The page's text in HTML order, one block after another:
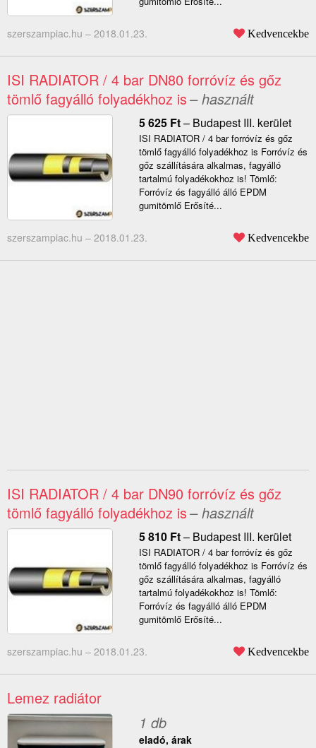
szerszampiac.hu – 2018.01.23. Kedvencekbe
ISI RADIATOR / 4 bar DN80 forróvíz és gőz
tömlő fagyálló folyadékhoz is– használt
5 625 Ft– Budapest III. kerület
ISI RADIATOR / 4 bar forróvíz és gőz
tömlő fagyálló folyadékhoz is Forróvíz és
gőz szállítására alkalmas, fagyálló
tartalmú folyadékokhoz is! Tömlő:
Forróvíz és fagyálló álló EPDM
gumitömlő Erősíté...
szerszampiac.hu – 2018.01.23. Kedvencekbe
ISI RADIATOR / 4 bar DN90 forróvíz és gőz
tömlő fagyálló folyadékhoz is– használt
5 810 Ft– Budapest III. kerület
ISI RADIATOR / 4 bar forróvíz és gőz
tömlő fagyálló folyadékhoz is Forróvíz és
gőz szállítására alkalmas, fagyálló
tartalmú folyadékokhoz is! Tömlő:
Forróvíz és fagyálló álló EPDM
gumitömlő Erősíté...
szerszampiac.hu – 2018.01.23. Kedvencekbe
Lemez radiátor
1 db
eladó, árak